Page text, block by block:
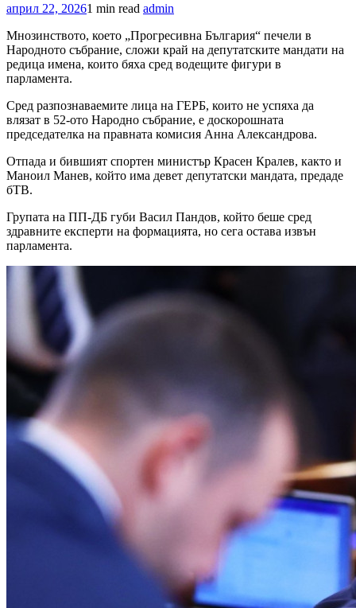
април 22, 20261 min read admin
Мнозинството, което „Прогресивна България“ печели в
Народното събрание, сложи край на депутатските мандати на
редица имена, които бяха сред водещите фигури в
парламента.
Сред разпознаваемите лица на ГЕРБ, които не успяха да
влязат в 52-ото Народно събрание, е доскорошната
председателка на правната комисия Анна Александрова.
Отпада и бившият спортен министър Красен Кралев, както и
Маноил Манев, който има девет депутатски мандата, предаде
бТВ.
Групата на ПП-ДБ губи Васил Пандов, който беше сред
здравните експерти на формацията, но сега остава извън
парламента.